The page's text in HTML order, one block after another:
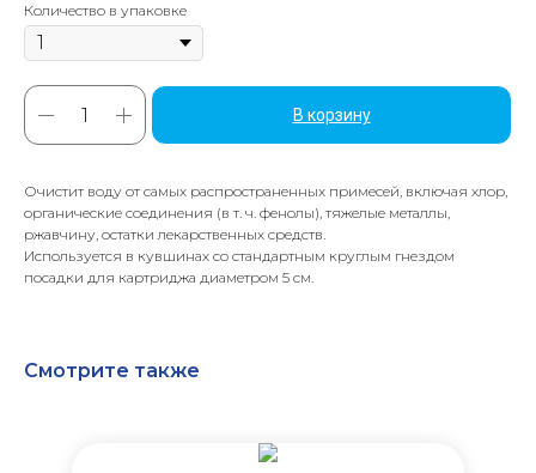
Количество в упаковке
В корзину
Очистит воду от самых распространенных примесей, включая хлор,
органические соединения (в т. ч. фенолы), тяжелые металлы,
ржавчину, остатки лекарственных средств.
Используется в кувшинах со стандартным круглым гнездом
посадки для картриджа диаметром 5 см.
Смотрите также